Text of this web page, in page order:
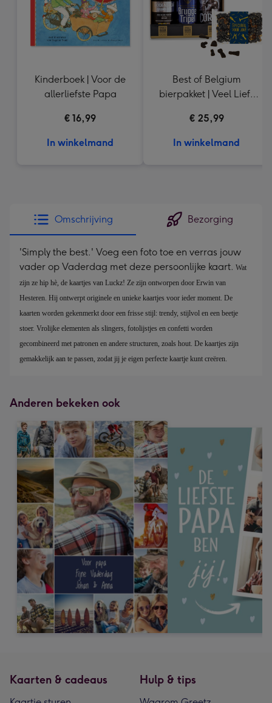
Kinderboek | Voor de
allerliefste Papa
€ 16,99
In winkelmand
Best of Belgium
bierpakket | Veel Liefs
€ 25,99
In winkelmand
Omschrijving Bezorging
'Simply the best.' Voeg een foto toe en verras jouw
vader op Vaderdag met deze persoonlijke kaart. Wat
zijn ze hip hè, de kaartjes van Luckz! Ze zijn ontworpen door Erwin van
Hesteren. Hij ontwerpt originele en unieke kaartjes voor ieder moment. De
kaarten worden gekenmerkt door een frisse stijl: trendy, stijlvol en een beetje
stoer. Vrolijke elementen als slingers, fotolijstjes en confetti worden
gecombineerd met patronen en andere structuren, zoals hout. De kaartjes zijn
gemakkelijk aan te passen, zodat jij je eigen perfecte kaartje kunt creëren.
Anderen bekeken ook
Kaarten & cadeaus Hulp & tips